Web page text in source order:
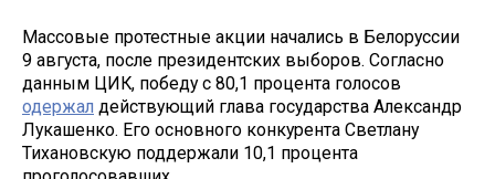
Массовые протестные акции начались в Белоруссии
9 августа, после президентских выборов. Согласно
данным ЦИК, победу с 80,1 процента голосов
одержал действующий глава государства Александр
Лукашенко. Его основного конкурента Светлану
Тихановскую поддержали 10,1 процента